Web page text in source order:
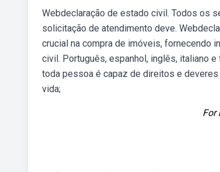
Webdeclaração de estado civil. Todos os
solicitação de atendimento deve.
crucial na compra de imóveis, fornecendo
civil. Português, espanhol, inglês, italiano
toda pessoa é capaz de direitos e
vida;
For